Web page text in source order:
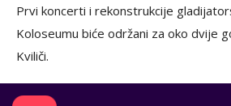
Prvi koncerti i rekonstrukcije
Koloseumu biće održani za oko dvije
Kviliči.